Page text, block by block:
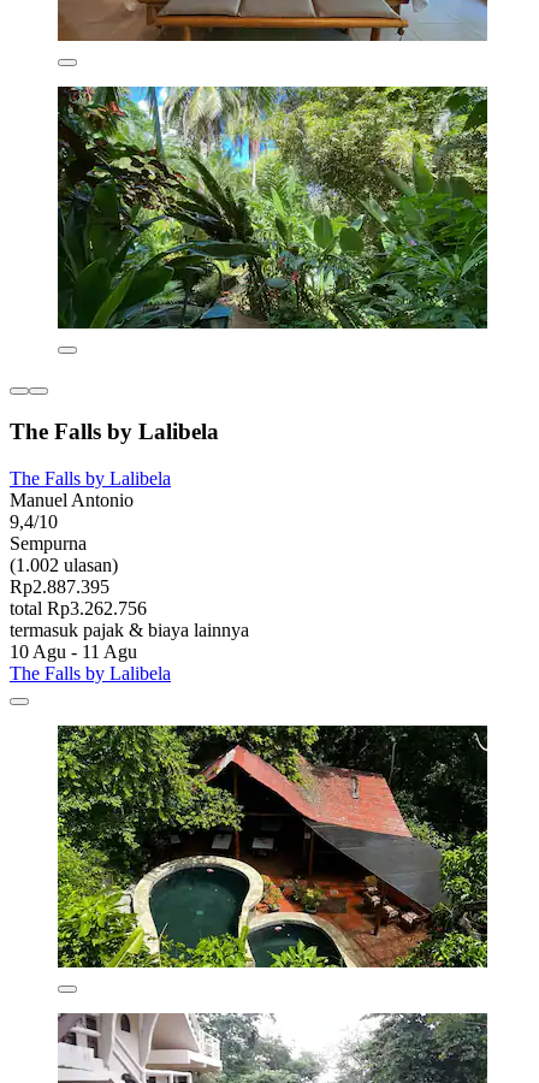
The Falls by Lalibela
The Falls by Lalibela
Manuel Antonio
9,4/10
Sempurna
(1.002 ulasan)
Rp2.887.395
total Rp3.262.756
termasuk pajak & biaya lainnya
10 Agu - 11 Agu
The Falls by Lalibela